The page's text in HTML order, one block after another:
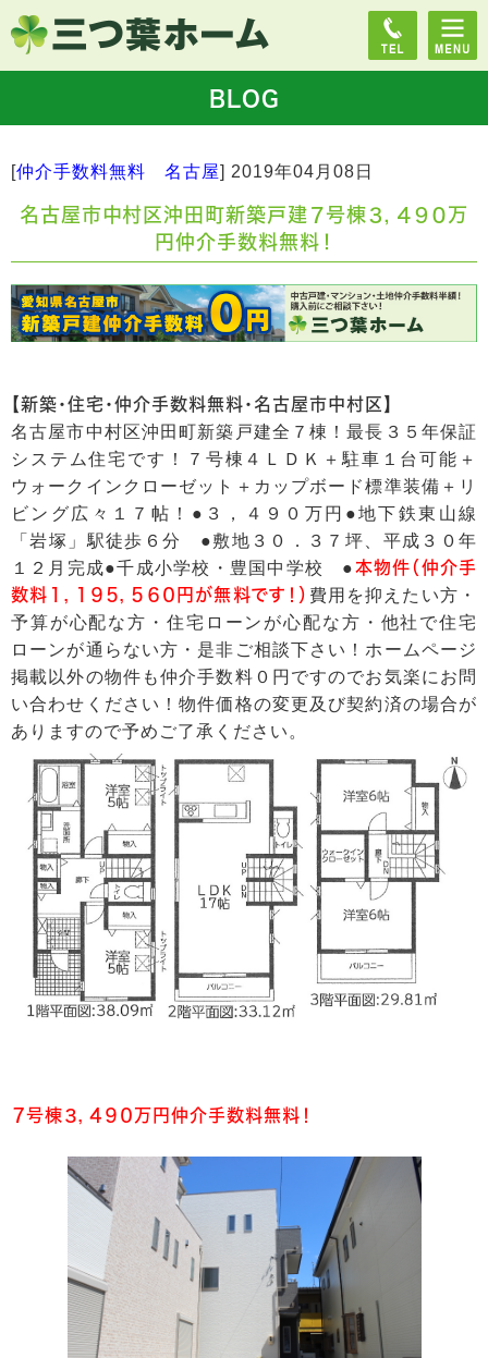
BLOG
[仲介手数料無料 名古屋] 2019年04月08日
名古屋市中村区沖田町新築戸建７号棟３，４９０万
円仲介手数料無料！
【新築・住宅・仲介手数料無料・名古屋市中村区】
名古屋市中村区沖田町新築戸建全７棟！最長３５年保証
システム住宅です！７号棟４ＬＤＫ＋駐車１台可能＋
ウォークインクローゼット＋カップボード標準装備＋リ
ビング広々１７帖！●３，４９０万円●地下鉄東山線
「岩塚」駅徒歩６分 ●敷地３０．３７坪、平成３０年
１２月完成●千成小学校・豊国中学校 ●本物件（仲介手
数料１，１９５，５６０円が無料です！） 費用を抑えたい方・
予算が心配な方・住宅ローンが心配な方・他社で住宅
ローンが通らない方・是非ご相談下さい！ホームページ
掲載以外の物件も仲介手数料０円ですのでお気楽にお問
い合わせください！物件価格の変更及び契約済の場合が
ありますので予めご了承ください。
７号棟３，４９０万円仲介手数料無料！